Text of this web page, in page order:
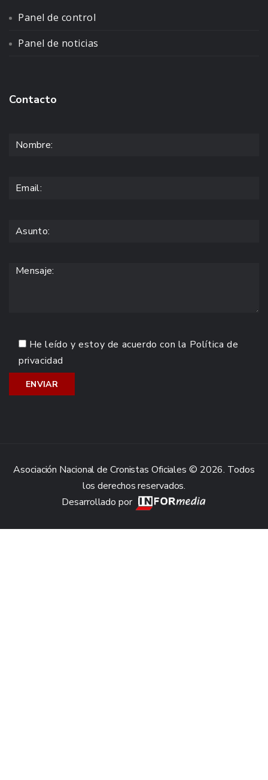
Panel de control
Panel de noticias
Contacto
He leído y estoy de acuerdo con la Política de
privacidad
Asociación Nacional de Cronistas Oficiales © 2026. Todos
los derechos reservados.
Desarrollado por